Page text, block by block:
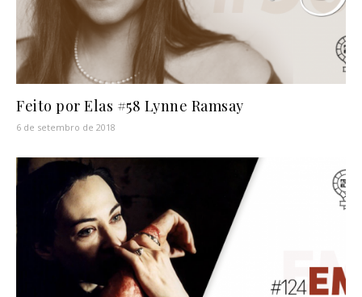
Feito por Elas #58 Lynne Ramsay
6 de setembro de 2018